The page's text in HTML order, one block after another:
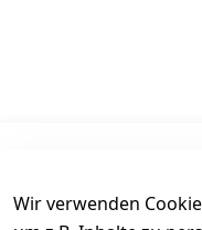
Wir verwenden